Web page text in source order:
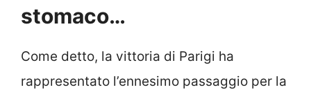
stomaco…
Come detto, la vittoria di Parigi ha
rappresentato l’ennesimo passaggio per la